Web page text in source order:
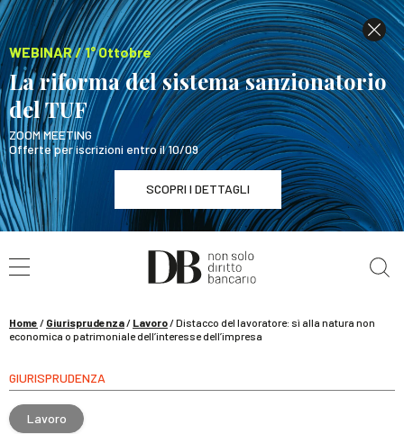
WEBINAR / 1° Ottobre
La riforma del sistema sanzionatorio
del TUF
ZOOM MEETING
Offerte per iscrizioni entro il 10/09
SCOPRI I DETTAGLI
WEBINAR / 1° Ottobre
La riforma del sistema sanzionatorio del TUF
Home / Giurisprudenza/ Lavoro/Distacco del lavoratore: sì alla natura non
economica o patrimoniale dell’interesse dell’impresa
GIURISPRUDENZA
Lavoro